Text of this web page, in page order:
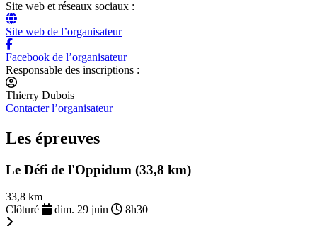
Site web et réseaux sociaux :
Site web de l’organisateur
Facebook de l’organisateur
Responsable des inscriptions :
Thierry Dubois
Contacter l’organisateur
Les épreuves
Le Défi de l'Oppidum (33,8 km)
33,8 km
Clôturé
dim. 29 juin 8h30